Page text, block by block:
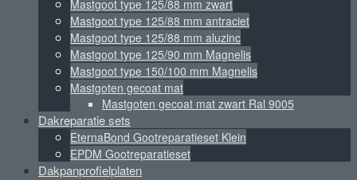
Mastgoot type 125/88 mm zwart
Mastgoot type 125/88 mm antraciet
Mastgoot type 125/88 mm aluzinc
Mastgoot type 125/90 mm Magnelis
Mastgoot type 150/100 mm Magnelis
Mastgoten gecoat mat
Mastgoten gecoat mat zwart Ral 9005
Dakreparatie sets
EternaBond Gootreparatieset Klein
EPDM Gootreparatieset
Dakpanprofielplaten